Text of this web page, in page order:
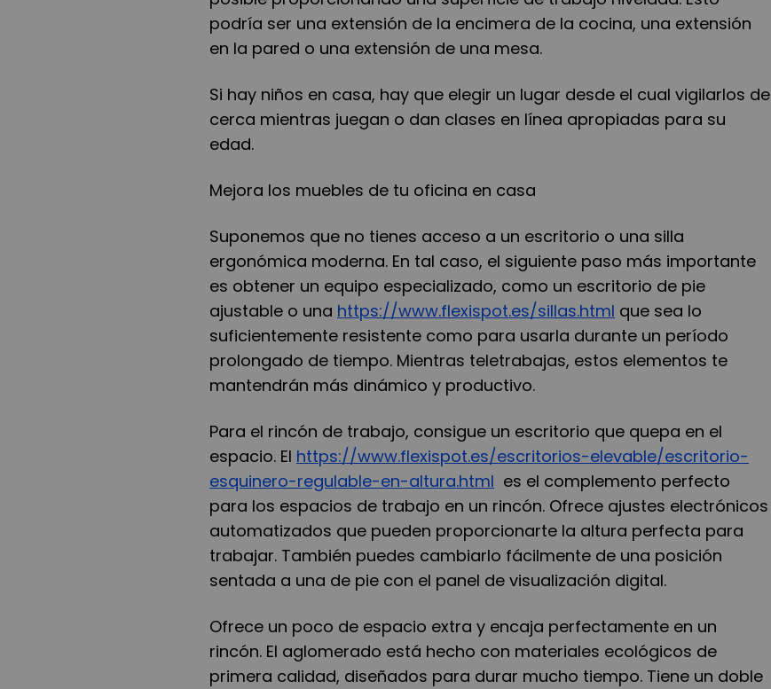
podría ser una extensión de la encimera de la cocina, una extensión
en la pared o una extensión de una mesa.
Si hay niños en casa, hay que elegir un lugar desde el cual vigilarlos de
cerca mientras juegan o dan clases en línea apropiadas para su
edad.
Mejora los muebles de tu oficina en casa
Suponemos que no tienes acceso a un escritorio o una silla
ergonómica moderna. En tal caso, el siguiente paso más importante
es obtener un equipo especializado, como un escritorio de pie
ajustable o una https://www.flexispot.es/sillas.html que sea lo
suficientemente resistente como para usarla durante un período
prolongado de tiempo. Mientras teletrabajas, estos elementos te
mantendrán más dinámico y productivo.
Para el rincón de trabajo, consigue un escritorio que quepa en el
espacio. El https://www.flexispot.es/escritorios-elevable/escritorio-
esquinero-regulable-en-altura.html es el complemento perfecto
para los espacios de trabajo en un rincón. Ofrece ajustes electrónicos
automatizados que pueden proporcionarte la altura perfecta para
trabajar. También puedes cambiarlo fácilmente de una posición
sentada a una de pie con el panel de visualización digital.
Ofrece un poco de espacio extra y encaja perfectamente en un
rincón. El aglomerado está hecho con materiales ecológicos de
primera calidad, diseñados para durar mucho tiempo. Tiene un doble